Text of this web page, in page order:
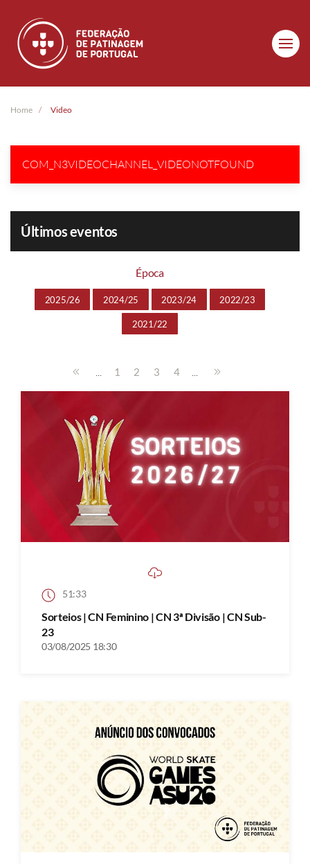
Skip to main content
Home Video
COM_N3VIDEOCHANNEL_VIDEONOTFOUND
Últimos eventos
Época
2025/26 2024/25 2023/24 2022/23
2021/22
... 1 2 3 4 ...
51:33
Sorteios | CN Feminino | CN 3ª Divisão | CN Sub-
23
03/08/2025 18:30